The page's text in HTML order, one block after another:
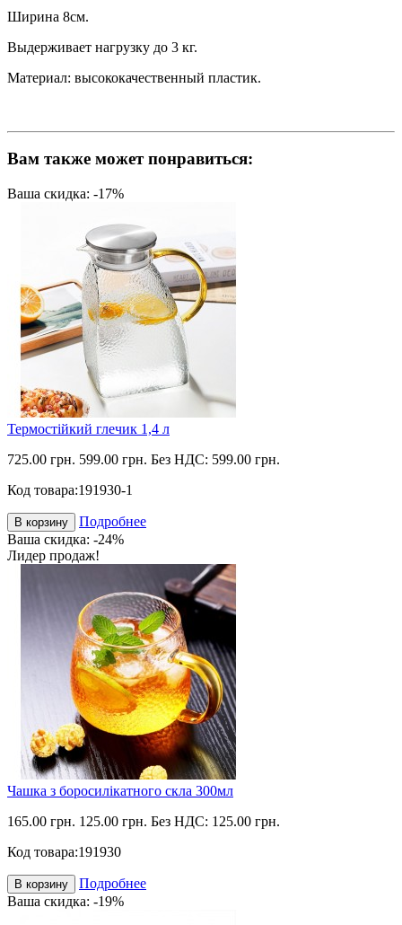
Ширина 8см.
Выдерживает нагрузку до 3 кг.
Материал: высококачественный пластик.
Вам также может понравиться:
Ваша скидка: -17%
Термостійкий глечик 1,4 л
725.00 грн. 599.00 грн. Без НДС: 599.00 грн.
Код товара:191930-1
В корзину
Подробнее
Ваша скидка: -24%
Лидер продаж!
Чашка з боросилікатного скла 300мл
165.00 грн. 125.00 грн. Без НДС: 125.00 грн.
Код товара:191930
В корзину
Подробнее
Ваша скидка: -19%